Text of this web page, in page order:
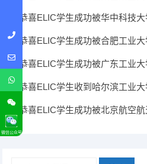
恭喜ELIC学生成功被华中科技大
恭喜ELIC学生成功被合肥工业大
恭喜ELIC学生成功被广东工业大
恭喜ELIC学生收到哈尔滨工业大
恭喜ELIC学生成功被北京航空航
微信公众号